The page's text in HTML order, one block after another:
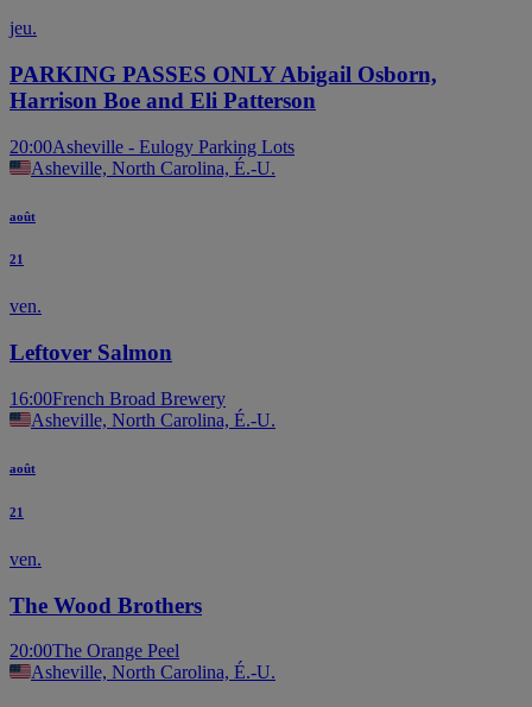
jeu.
PARKING PASSES ONLY Abigail Osborn,
Harrison Boe and Eli Patterson
20:00Asheville - Eulogy Parking Lots
Asheville, North Carolina, É.-U.
août
21
ven.
Leftover Salmon
16:00French Broad Brewery
Asheville, North Carolina, É.-U.
août
21
ven.
The Wood Brothers
20:00The Orange Peel
Asheville, North Carolina, É.-U.